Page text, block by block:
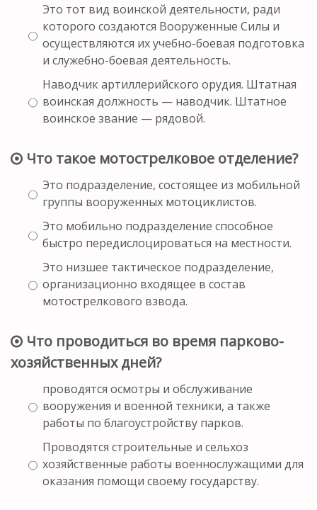
Это тот вид воинской деятельности, ради
которого создаются Вооруженные Силы и
осуществляются их учебно-боевая подготовка
и служебно-боевая деятельность.
Наводчик артиллерийского орудия. Штатная
воинская должность — наводчик. Штатное
воинское звание — рядовой.
Что такое мотострелковое отделение?
Это подразделение, состоящее из мобильной
группы вооруженных мотоциклистов.
Это мобильно подразделение способное
быстро передислоцироваться на местности.
Это низшее тактическое подразделение,
организационно входящее в состав
мотострелкового взвода.
Что проводиться во время парково-
хозяйственных дней?
проводятся осмотры и обслуживание
вооружения и военной техники, а также
работы по благоустройству парков.
Проводятся строительные и сельхоз
хозяйственные работы военнослужащими для
оказания помощи своему государству.